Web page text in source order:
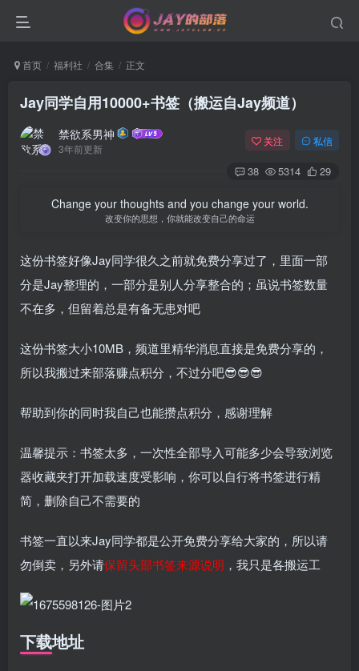
首页 福利社 合集 正文
Jay同学自用10000+书签（搬运自Jay频道）
禁欲系男神
3年前更新
关注 私信
38 5314 29
Change your thoughts and you change your world.
改变你的思想，你就能改变自己的命运
这份书签好像Jay同学很久之前就免费分享过了，里面一部
分是Jay整理的，一部分是别人分享整合的；虽说书签数量
不在多，但留着总是有备无患对吧
这份书签大小10MB，频道里精华消息直接是免费分享的，
所以我搬过来部落赚点积分，不过分吧😎😎😎
帮助到你的同时我自己也能攒点积分，感谢理解
温馨提示：书签太多，一次性全部导入可能多少会导致浏览
器收藏夹打开加载速度受影响，你可以自行将书签进行精
简，删除自己不需要的
书签一直以来Jay同学都是公开免费分享给大家的，所以请
勿倒卖，另外请保留头部书签来源说明 ，我只是各搬运工
下载地址